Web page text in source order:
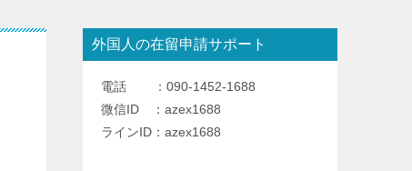
外国人の在留申請サポート
電話 ：090-1452-1688
微信ID ：azex1688
ラインID：azex1688